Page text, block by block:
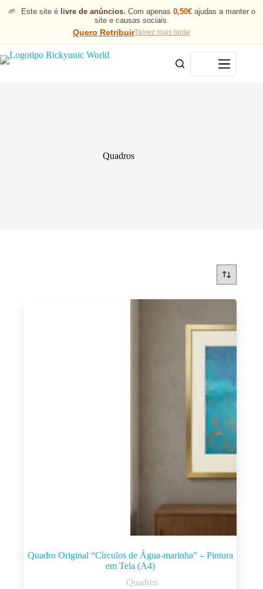
🌱 Este site é livre de anúncios. Com apenas 0,50€ajudas a manter o
site e causas sociais.
Quero RetribuirTalvez mais tarde
Menu
Quadros
Quadro Original “Círculos de Água-marinha” – Pintura
em Tela (A4)
Quadros